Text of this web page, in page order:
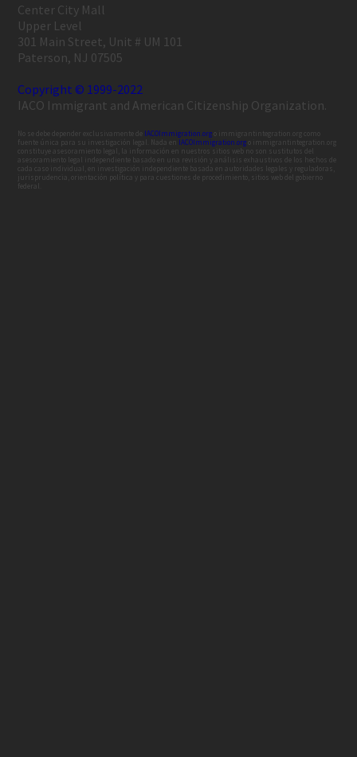
Center City Mall
Upper Level
301 Main Street, Unit # UM 101
Paterson, NJ 07505
Copyright © 1999-2022
IACO Immigrant and American Citizenship Organization.
No se debe depender exclusivamente de IACOImmigration.org o immigrantintegration.org como
fuente única para su investigación legal. Nada en IACOImmigration.org o immigrantintegration.org
constituye asesoramiento legal, la información en nuestros sitios web no son sustitutos del
asesoramiento legal independiente basado en una revisión y análisis exhaustivos de los hechos de
cada caso individual, en investigación independiente basada en autoridades legales y reguladoras,
jurisprudencia, orientación política y para cuestiones de procedimiento, sitios web del gobierno
federal.